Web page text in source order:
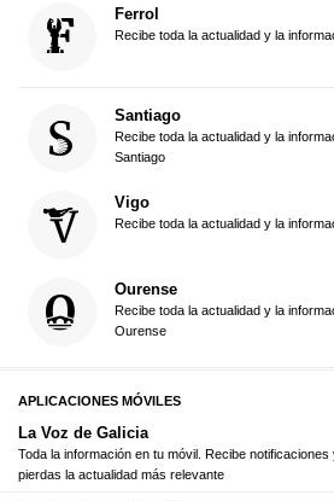
Ferrol
Recibe toda la actualidad y la
Santiago
Recibe toda la actualidad y la
Santiago
Vigo
Recibe toda la actualidad y la
Ourense
Recibe toda la actualidad y la
Ourense
APLICACIONES MÓVILES
La Voz de Galicia
Toda la información en tu móvil. Recibe notificaciones
pierdas la actualidad más relevante